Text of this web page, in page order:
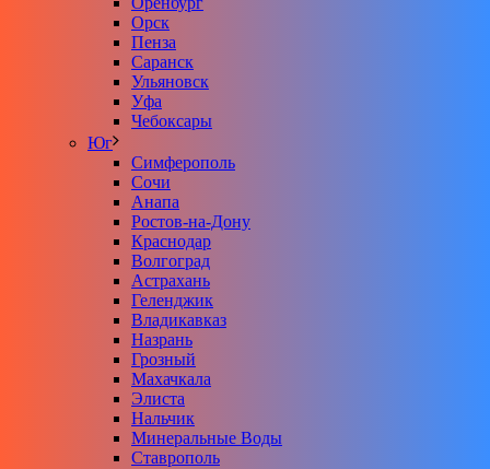
Орск
Пенза
Саранск
Ульяновск
Уфа
Чебоксары
Юг
Симферополь
Сочи
Анапа
Ростов-на-Дону
Краснодар
Волгоград
Астрахань
Геленджик
Владикавказ
Назрань
Грозный
Махачкала
Элиста
Нальчик
Минеральные Воды
Ставрополь